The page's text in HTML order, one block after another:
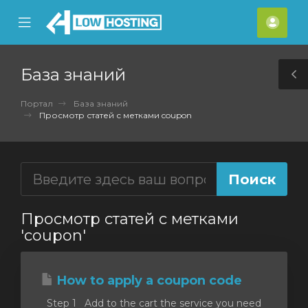
Mobile
Menu
База знаний
Портал
База знаний
Просмотр статей с метками coupon
Просмотр статей с метками
'coupon'
How to apply a coupon code
Step 1 Add to the cart the service you need